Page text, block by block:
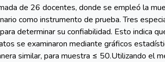
de 26 docentes, donde se empleó la
como instrumento de prueba. Tres
determinar su confiabilidad. Esto indica
se examinaron mediante gráficos
similar, para muestra ≤ 50.Utilizando el